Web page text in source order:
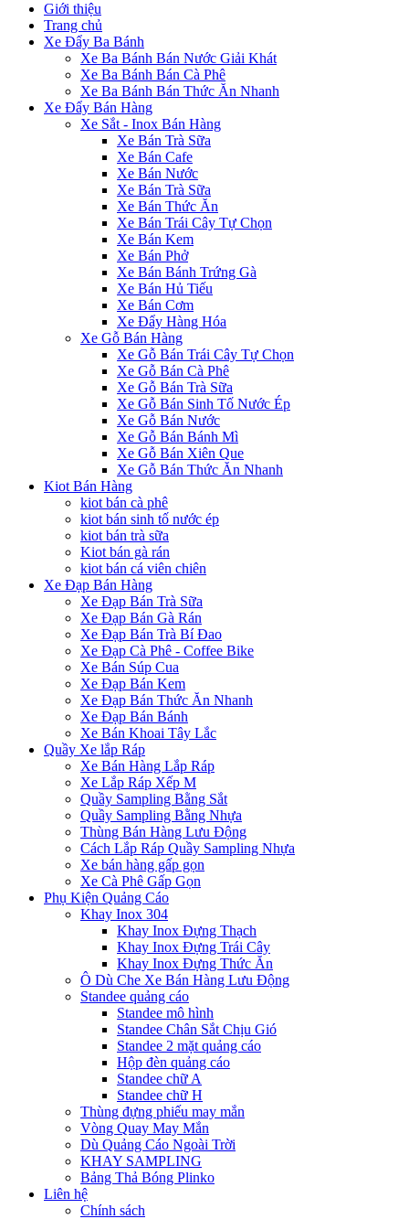
Giới thiệu
Trang chủ
Xe Đẩy Ba Bánh
Xe Ba Bánh Bán Nước Giải Khát
Xe Ba Bánh Bán Cà Phê
Xe Ba Bánh Bán Thức Ăn Nhanh
Xe Đẩy Bán Hàng
Xe Sắt - Inox Bán Hàng
Xe Bán Trà Sữa
Xe Bán Cafe
Xe Bán Nước
Xe Bán Trà Sữa
Xe Bán Thức Ăn
Xe Bán Trái Cây Tự Chọn
Xe Bán Kem
Xe Bán Phở
Xe Bán Bánh Trứng Gà
Xe Bán Hủ Tiếu
Xe Bán Cơm
Xe Đẩy Hàng Hóa
Xe Gỗ Bán Hàng
Xe Gỗ Bán Trái Cây Tự Chọn
Xe Gỗ Bán Cà Phê
Xe Gỗ Bán Trà Sữa
Xe Gỗ Bán Sinh Tố Nước Ép
Xe Gỗ Bán Nước
Xe Gỗ Bán Bánh Mì
Xe Gỗ Bán Xiên Que
Xe Gỗ Bán Thức Ăn Nhanh
Kiot Bán Hàng
kiot bán cà phê
kiot bán sinh tố nước ép
kiot bán trà sữa
Kiot bán gà rán
kiot bán cá viên chiên
Xe Đạp Bán Hàng
Xe Đạp Bán Trà Sữa
Xe Đạp Bán Gà Rán
Xe Đạp Bán Trà Bí Đao
Xe Đạp Cà Phê - Coffee Bike
Xe Bán Súp Cua
Xe Đạp Bán Kem
Xe Đạp Bán Thức Ăn Nhanh
Xe Đạp Bán Bánh
Xe Bán Khoai Tây Lắc
Quầy Xe lắp Ráp
Xe Bán Hàng Lắp Ráp
Xe Lắp Ráp Xếp M
Quầy Sampling Bằng Sắt
Quầy Sampling Bằng Nhựa
Thùng Bán Hàng Lưu Động
Cách Lắp Ráp Quầy Sampling Nhựa
Xe bán hàng gấp gọn
Xe Cà Phê Gấp Gọn
Phụ Kiện Quảng Cáo
Khay Inox 304
Khay Inox Đựng Thạch
Khay Inox Đựng Trái Cây
Khay Inox Đựng Thức Ăn
Ô Dù Che Xe Bán Hàng Lưu Động
Standee quảng cáo
Standee mô hình
Standee Chân Sắt Chịu Gió
Standee 2 mặt quảng cáo
Hộp đèn quảng cáo
Standee chữ A
Standee chữ H
Thùng đựng phiếu may mắn
Vòng Quay May Mắn
Dù Quảng Cáo Ngoài Trời
KHAY SAMPLING
Bảng Thả Bóng Plinko
Liên hệ
Chính sách